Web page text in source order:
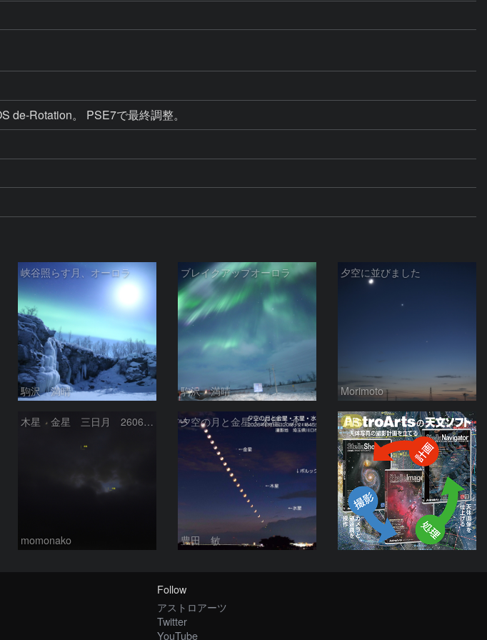
de-Rotation。 PSE7で最終調整。
峡谷照らす月、オーロラ
駒沢 満晴
ブレイクアップオーロラ
駒沢 満晴
夕空に並びました
Morimoto
木星 金星 三日月 260618
momonako
夕空の月と金星・木星・水星の接近 2026/6/18
豊田 敏
PR
Follow
アストロアーツ
Twitter
YouTube